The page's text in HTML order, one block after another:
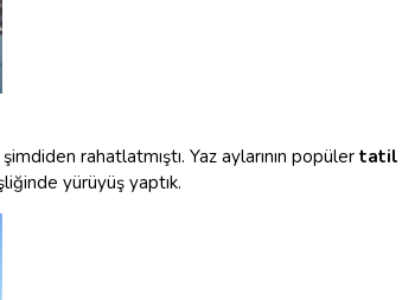
rahatlatmıştı. Yaz aylarının popüler tatil
yürüyüş yaptık.